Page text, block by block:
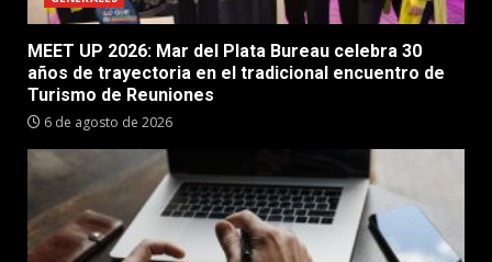
MEET UP 2026: Mar del Plata Bureau celebra 30
años de trayectoria en el tradicional encuentro de
Turismo de Reuniones
6 de agosto de 2026